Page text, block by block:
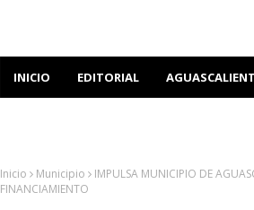
INICIO EDITORIAL
Inicio Municipio
IMPULSA MUNICIPIO DE
FINANCIAMIENTO